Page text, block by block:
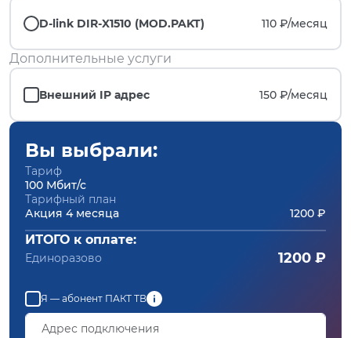
D-link DIR-X1510 (MOD.PAKT) 110 ₽/месяц
Дополнительные услуги
Внешний IP адрес 150 ₽/месяц
Вы выбрали:
Тариф
100 Мбит/с
Тарифный план
Акция 4 месяца
1200 ₽
ИТОГО к оплате:
Единоразово 1200 ₽
Я — абонент ПАКТ ТВ